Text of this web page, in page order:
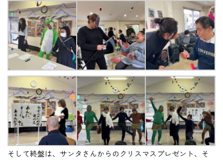
そして終盤は、サンタさんからのクリスマスプレゼント、そ